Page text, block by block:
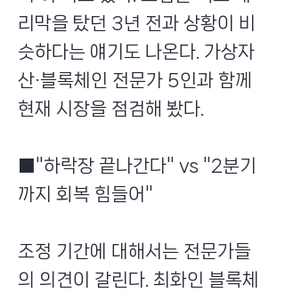
리막을 탔던 3년 전과 상황이 비
슷하다는 얘기도 나온다. 가상자
산·블록체인 전문가 5인과 함께
현재 시장을 점검해 봤다.
■"하락장 끝나간다" vs "2분기
까지 회복 힘들어"
조정 기간에 대해서는 전문가들
의 의견이 갈린다. 최화인 블록체